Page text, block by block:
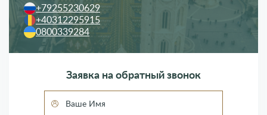
+79255230629
+40312295915
0800339284
Заявка на обратный звонок